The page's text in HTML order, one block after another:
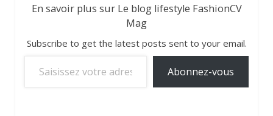
En savoir plus sur Le blog lifestyle FashionCV
Mag
Subscribe to get the latest posts sent to your email.
Abonnez-vous